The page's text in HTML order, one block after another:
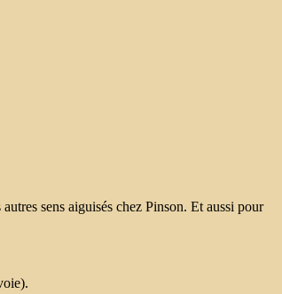
sens aiguisés chez Pinson. Et aussi pour